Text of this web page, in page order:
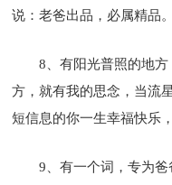
说：老爸出品，必属精品
8、有阳光普照的地
方，就有我的思念，当流
短信息的你一生幸福快乐
9、有一个词，专为